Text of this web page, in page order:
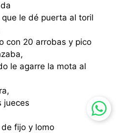
le dé puerta al toril
con 20 arrobas y pico
le agarre la mota al
jueces
fijo y lomo